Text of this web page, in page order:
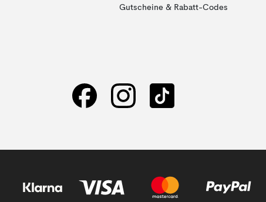
Gutscheine & Rabatt-Codes